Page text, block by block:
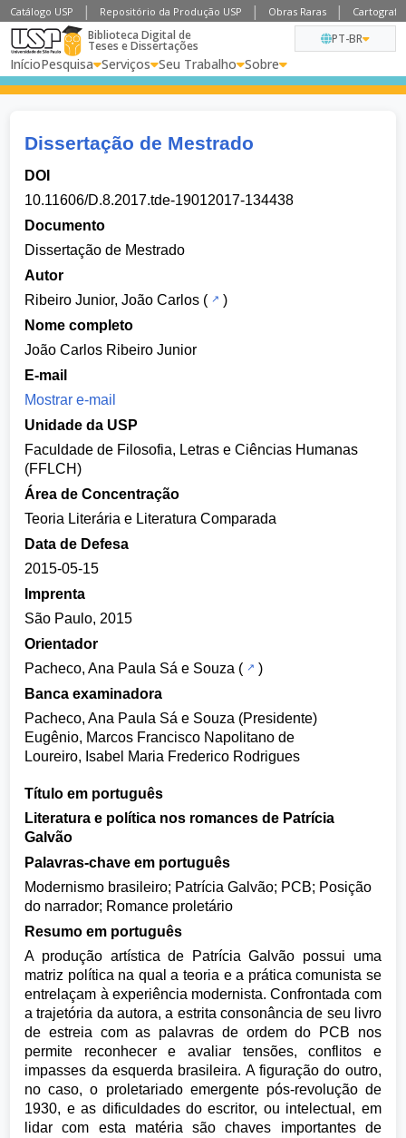
Catálogo USP Repositório da Produção USP Obras Raras
Biblioteca Digital de
Teses e Dissertações
InícioPesquisa Serviços Seu Trabalho Sobre
PT-BR
Dissertação de Mestrado
DOI
10.11606/D.8.2017.tde-19012017-134438
Documento
Dissertação de Mestrado
Autor
Ribeiro Junior, João Carlos (
)
Nome completo
João Carlos Ribeiro Junior
E-mail
Mostrar e-mail
Unidade da USP
Faculdade de Filosofia, Letras e Ciências Humanas
(FFLCH)
Área de Concentração
Teoria Literária e Literatura Comparada
Data de Defesa
2015-05-15
Imprenta
São Paulo, 2015
Orientador
Pacheco, Ana Paula Sá e Souza (
)
Banca examinadora
Pacheco, Ana Paula Sá e Souza (Presidente)
Eugênio, Marcos Francisco Napolitano de
Loureiro, Isabel Maria Frederico Rodrigues
Título em português
Literatura e política nos romances de Patrícia
Galvão
Palavras-chave em português
Modernismo brasileiro; Patrícia Galvão; PCB; Posição
do narrador; Romance proletário
Resumo em português
A produção artística de Patrícia Galvão possui uma
matriz política na qual a teoria e a prática comunista se
entrelaçam à experiência modernista. Confrontada com
a trajetória da autora, a estrita consonância de seu livro
de estreia com as palavras de ordem do PCB nos
permite reconhecer e avaliar tensões, conflitos e
impasses da esquerda brasileira. A figuração do outro,
no caso, o proletariado emergente pós-revolução de
1930, e as dificuldades do escritor, ou intelectual, em
lidar com esta matéria são chaves importantes de